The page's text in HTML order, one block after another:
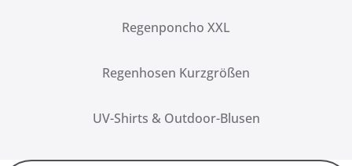
Regenponcho XXL
Regenhosen Kurzgrößen
UV-Shirts & Outdoor-Blusen